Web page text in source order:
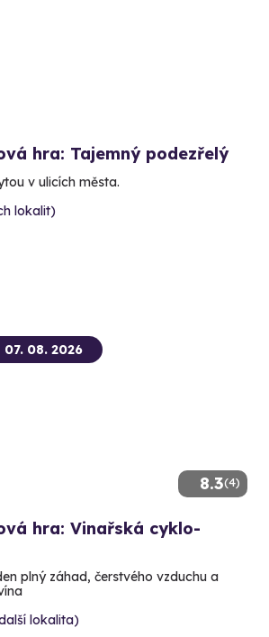
hra: Tajemný podezřelý
v ulicích města.
lokalit)
8.3(4)
08. 2026
hra: Vinařská cyklo-
plný záhad, čerstvého vzduchu a
lokalita)